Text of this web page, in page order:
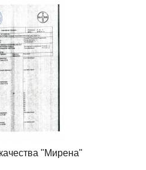
"Мирена"